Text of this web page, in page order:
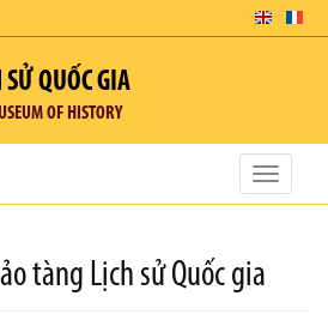
QUỐC GIA
OF HISTORY
Toggle
tàng Lịch sử Quốc gia